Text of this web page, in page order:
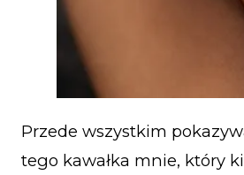
Przede wszystkim
tego kawałka mnie, który